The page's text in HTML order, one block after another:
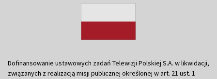
Dofinansowanie ustawowych zadań Telewizji Polskiej S.A. w likwidacji,
związanych z realizacją misji publicznej określonej w art. 21 ust. 1